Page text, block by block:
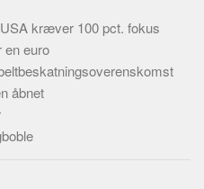
kræver 100 pct. fokus
en euro
åbnet